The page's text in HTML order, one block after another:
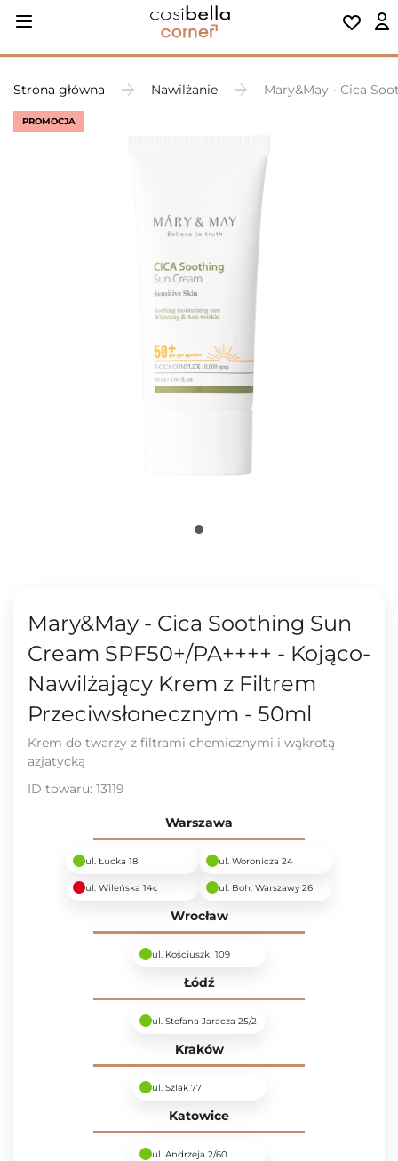
Strona główna Nawilżanie Mary&May - Cica
PROMOCJA
Mary&May - Cica Soothing Sun
Cream SPF50+/PA++++ - Kojąco-
Nawilżający Krem z Filtrem
Przeciwsłonecznym - 50ml
Krem do twarzy z filtrami chemicznymi i wąkrotą
azjatycką
ID towaru: 13119
Warszawa
ul. Łucka 18 ul. Woronicza 24
ul. Wileńska 14c ul. Boh. Warszawy 26
Wrocław
ul. Kościuszki 109
Łódź
ul. Stefana Jaracza 25/2
Kraków
ul. Szlak 77
Katowice
ul. Andrzeja 2/60